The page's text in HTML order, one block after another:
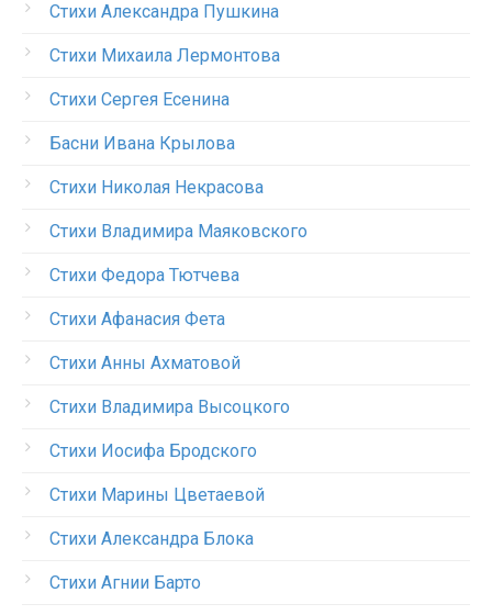
Стихи Александра Пушкина
Стихи Михаила Лермонтова
Стихи Сергея Есенина
Басни Ивана Крылова
Стихи Николая Некрасова
Стихи Владимира Маяковского
Стихи Федора Тютчева
Стихи Афанасия Фета
Стихи Анны Ахматовой
Стихи Владимира Высоцкого
Стихи Иосифа Бродского
Стихи Марины Цветаевой
Стихи Александра Блока
Стихи Агнии Барто